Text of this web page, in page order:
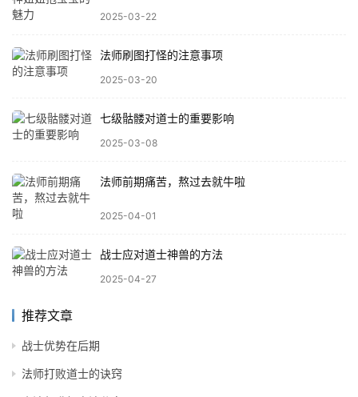
2025-03-22
法师刷图打怪的注意事项
2025-03-20
七级骷髅对道士的重要影响
2025-03-08
法师前期痛苦，熬过去就牛啦
2025-04-01
战士应对道士神兽的方法
2025-04-27
推荐文章
战士优势在后期
法师打败道士的诀窍